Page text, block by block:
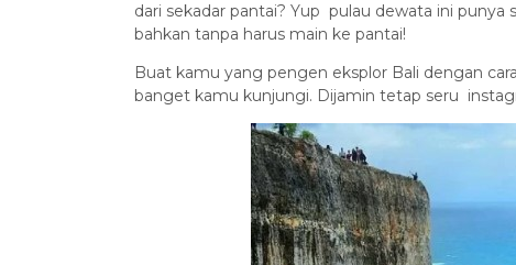
dari sekadar pantai? Yup pulau dewata ini
bahkan tanpa harus main ke pantai!
Buat kamu yang pengen eksplor Bali dengan
banget kamu kunjungi. Dijamin tetap seru